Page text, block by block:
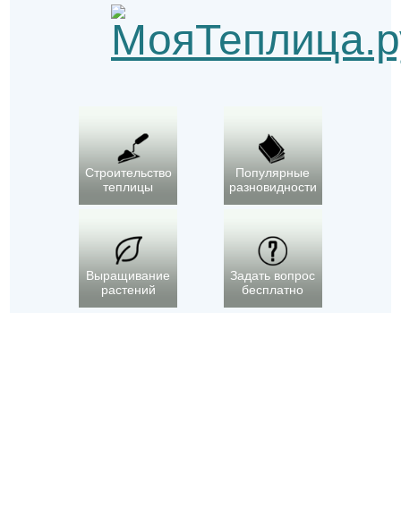
Строительство
теплицы
Популярные
разновидности
Выращивание
растений
Задать вопрос
бесплатно